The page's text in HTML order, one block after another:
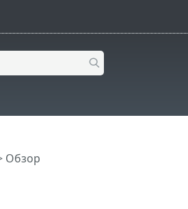
Обзор